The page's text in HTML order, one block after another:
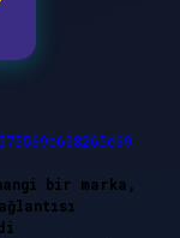
bir marka,